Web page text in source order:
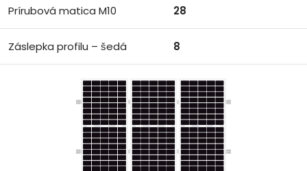
Prírubová matica M10 28
Záslepka profilu – šedá 8